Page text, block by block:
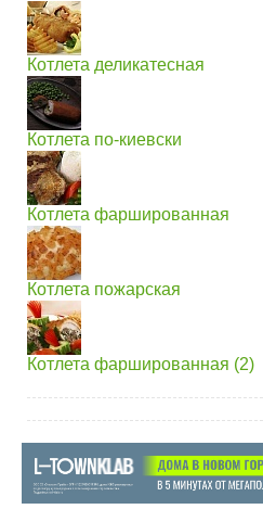
Котлета деликатесная
Котлета по-киевски
Котлета фаршированная
Котлета пожарская
Котлета фаршированная (2)